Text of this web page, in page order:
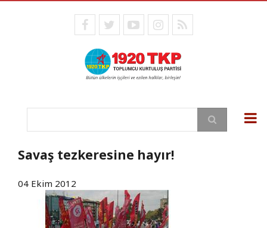
facebooktwitteryoutubeinstagram
RSS
Ara
Savaş tezkeresine hayır!
04 Ekim 2012